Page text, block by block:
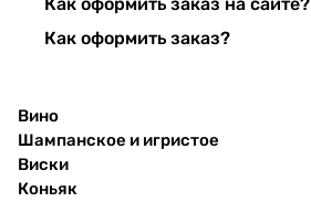
Как оформить заказ?
Вино
Шампанское и игристое
Виски
Коньяк